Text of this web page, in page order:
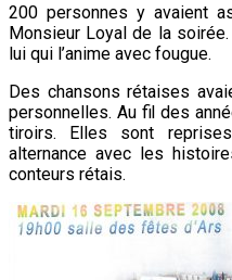
200 personnes y avaient
Monsieur Loyal de la
lui qui l’anime avec fougue.
Des chansons rétaises
personnelles. Au fil des
tiroirs. Elles sont
alternance avec les
conteurs rétais.